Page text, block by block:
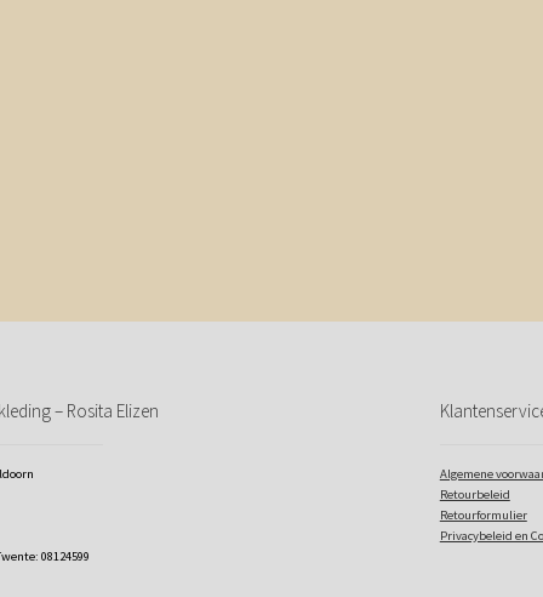
– Rosita Elizen
08124599
Algemene
Retourbeleid
Retourformulier
Privacybeleid en